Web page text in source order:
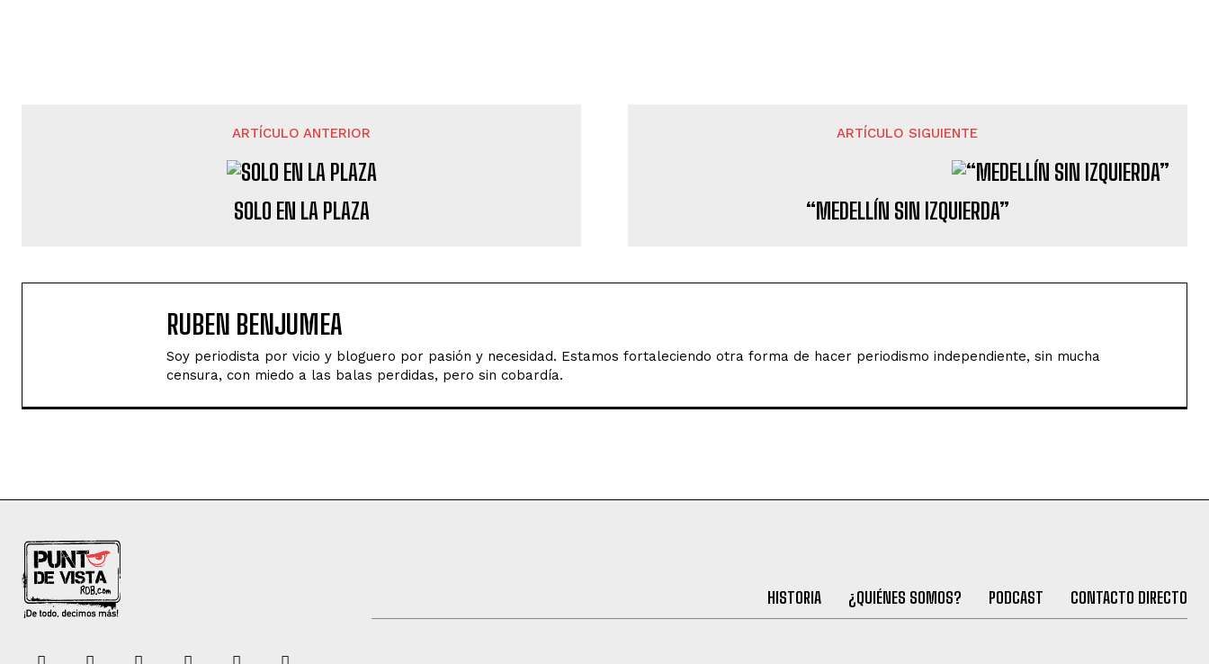
ARTÍCULO ANTERIOR
SOLO EN LA PLAZA
ARTÍCULO SIGUIENTE
“MEDELLÍN SIN IZQUIERDA”
RUBEN BENJUMEA
Soy periodista por vicio y bloguero por pasión y necesidad. Estamos fortaleciendo otra forma de hacer periodismo independiente, sin mucha
censura, con miedo a las balas perdidas, pero sin cobardía.
HISTORIA ¿QUIÉNES SOMOS? PODCAST CONTACTO DIRECTO